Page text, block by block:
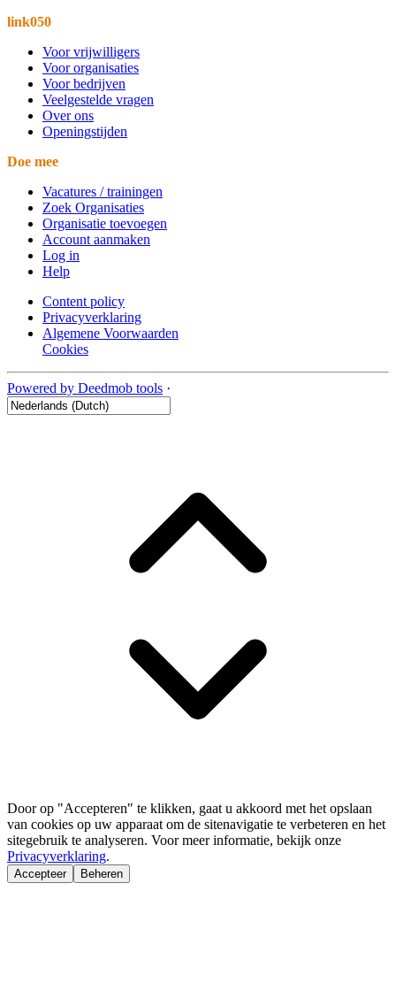
link050
Voor vrijwilligers
Voor organisaties
Voor bedrijven
Veelgestelde vragen
Over ons
Openingstijden
Doe mee
Vacatures / trainingen
Zoek Organisaties
Organisatie toevoegen
Account aanmaken
Log in
Help
Content policy
Privacyverklaring
Algemene Voorwaarden
Cookies
Powered by Deedmob tools ·
Door op "Accepteren" te klikken, gaat u akkoord met het opslaan
van cookies op uw apparaat om de sitenavigatie te verbeteren en het
sitegebruik te analyseren. Voor meer informatie, bekijk onze
Privacyverklaring.
Accepteer Beheren